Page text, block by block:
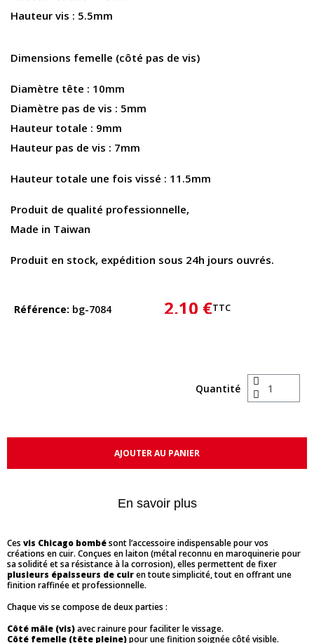
Hauteur vis : 5.5mm
Dimensions femelle (côté pas de vis)
Diamètre tête : 10mm
Diamètre pas de vis : 5mm
Hauteur totale : 9mm
Hauteur pas de vis : 7mm
Hauteur totale une fois vissé : 11.5mm
Produit de qualité professionnelle,
Made in Taiwan
Produit en stock, expédition sous 24h jours ouvrés.
Référence bg-7084 2,10 €TTC
Quantité
AJOUTER AU PANIER
En savoir plus
Ces vis Chicago bombésont l’accessoire indispensable pour vos
créations en cuir. Conçues en laiton (métal reconnu en maroquinerie pour
sa solidité et sa résistance à la corrosion), elles permettent de fixer
plusieurs épaisseurs de cuiren toute simplicité, tout en offrant une
finition raffinée et professionnelle.
Chaque vis se compose de deux parties :
Côté mâle (vis)avec rainure pour faciliter le vissage.
Côté femelle (tête pleine)pour une finition soignée côté visible.